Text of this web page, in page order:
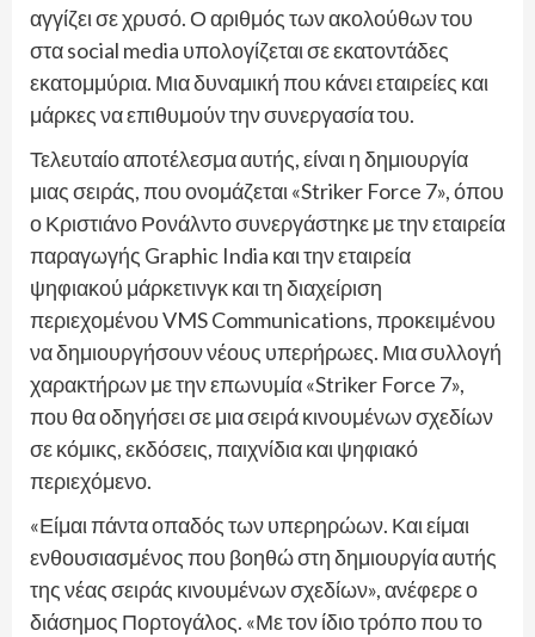
αγγίζει σε χρυσό. Ο αριθμός των ακολούθων του
στα social media υπολογίζεται σε εκατοντάδες
εκατομμύρια. Μια δυναμική που κάνει εταιρείες και
μάρκες να επιθυμούν την συνεργασία του.
Τελευταίο αποτέλεσμα αυτής, είναι η δημιουργία
μιας σειράς, που ονομάζεται «Striker Force 7», όπου
ο Κριστιάνο Ρονάλντο συνεργάστηκε με την εταιρεία
παραγωγής Graphic India και την εταιρεία
ψηφιακού μάρκετινγκ και τη διαχείριση
περιεχομένου VMS Communications, προκειμένου
να δημιουργήσουν νέους υπερήρωες. Μια συλλογή
χαρακτήρων με την επωνυμία «Striker Force 7»,
που θα οδηγήσει σε μια σειρά κινουμένων σχεδίων
σε κόμικς, εκδόσεις, παιχνίδια και ψηφιακό
περιεχόμενο.
«Είμαι πάντα οπαδός των υπερηρώων. Και είμαι
ενθουσιασμένος που βοηθώ στη δημιουργία αυτής
της νέας σειράς κινουμένων σχεδίων», ανέφερε ο
διάσημος Πορτογάλος. «Με τον ίδιο τρόπο που το